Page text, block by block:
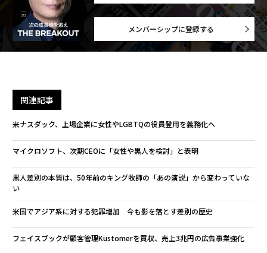
メンバーシップに登録する
関連記事
米ナスダック、上場企業に女性やLGBTQの役員登用を義務化へ
マイクロソフト、次期CEOに「女性や黒人を検討」と表明
黒人差別の本質は、50年前のキング牧師の「あの演説」から変わっていな
い
米国でアジア系に対する犯罪増加 今も影を落とす差別の歴史
フェイスブックが顧客管理Kustomerを買収、売上3兆円の広告事業強化